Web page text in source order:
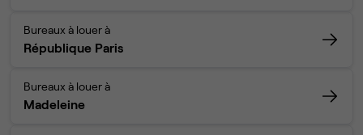
Bureaux à louer à
République Paris
Bureaux à louer à
Madeleine